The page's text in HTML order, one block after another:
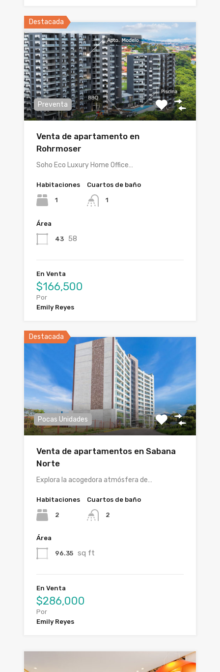
Destacada
Preventa
Venta de apartamento en
Rohrmoser
Soho Eco Luxury Home Office…
Habitaciones
1
Cuartos de baño
1
Área
43 58
En Venta
$166,500
Por
Emily Reyes
Destacada
Pocas Unidades
Venta de apartamentos en Sabana
Norte
Explora la acogedora atmósfera de…
Habitaciones
2
Cuartos de baño
2
Área
96.35 sq ft
En Venta
$286,000
Por
Emily Reyes